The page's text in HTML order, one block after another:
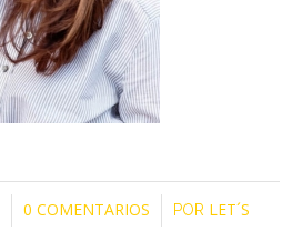
0 COMENTARIOS
/ POR LET´S